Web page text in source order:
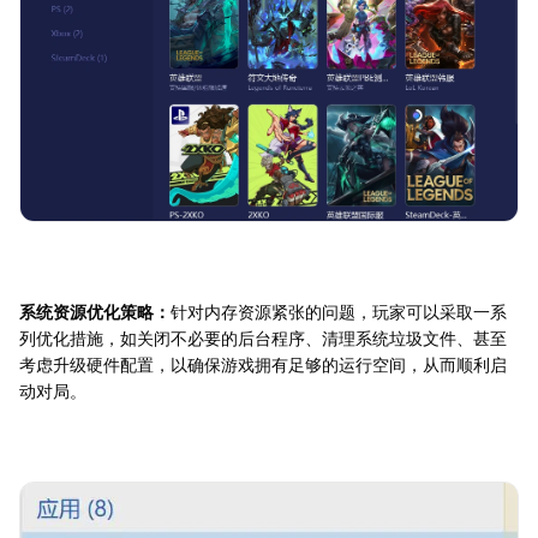
系统资源优化策略： 针对内存资源紧张的问题，玩家可以采取一系
列优化措施，如关闭不必要的后台程序、清理系统垃圾文件、甚至
考虑升级硬件配置，以确保游戏拥有足够的运行空间，从而顺利启
动对局。